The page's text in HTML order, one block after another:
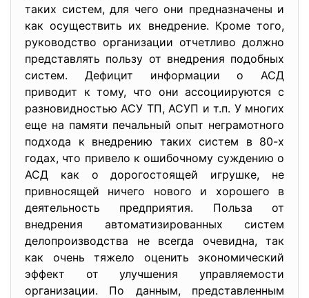
таких систем, для чего они предназначены и
как осуществить их внедрение. Кроме того,
руководство организации отчетливо должно
представлять пользу от внедрения подобных
систем. Дефицит информации о АСД
приводит к тому, что они ассоциируются с
разновидностью АСУ ТП, АСУП и т.п. У многих
еще на памяти печальный опыт неграмотного
подхода к внедрению таких систем в 80-х
годах, что привело к ошибочному суждению о
АСД как о дорогостоящей игрушке, не
привносящей ничего нового и хорошего в
деятельность предприятия. Польза от
внедрения автоматизированных систем
делопроизводства не всегда очевидна, так
как очень тяжело оценить экономический
эффект от улучшения управляемости
организации. По данным, представленным